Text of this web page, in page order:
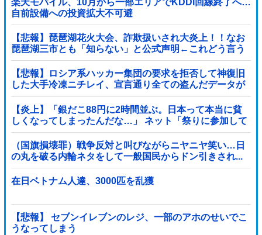
自前設備への投資拡大不可避
【悲報】琵琶湖花火大会、詐欺扱いされ大炎上！！なお
琵琶湖三市とも「知らない」と公式声明←これどう言う
ことなんや！？？？？？？？？
【悲報】ロシア系ハッカー集団の要求を拒否して神復旧
した大手冷凍ニチレイ、宣言通り全ての盗んだデータが
公開される
【炎上】「銀だこ88円に2時間並ぶ。日本って本当に貧
しくなってしまったんだな…」 ネット「祭りに参加して
るだけでなんでこんなこと言われなあかんの...
（国旗損壊罪）戦争反対と叫びながらニヤニヤ笑い…日
の丸を破る内輪ネタをして一般国民からドン引きされ...
在日ベトナム人達、3000匹を乱獲
【悲報】 セブンイレブンのレジ、一部のアホのせいでこ
うなってしまう